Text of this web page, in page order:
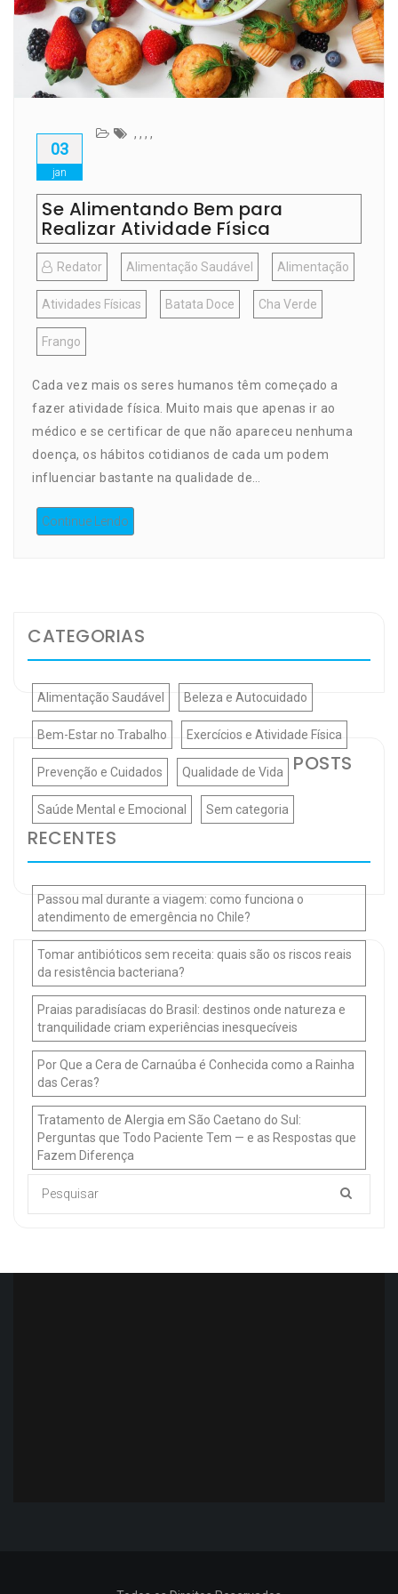
03
jan
Se Alimentando Bem para
Realizar Atividade Física
Redator Alimentação Saudável Alimentação
,
Atividades Físicas
,
Batata Doce
,
Cha Verde
,
Frango
Cada vez mais os seres humanos têm começado a
fazer atividade física. Muito mais que apenas ir ao
médico e se certificar de que não apareceu nenhuma
doença, os hábitos cotidianos de cada um podem
influenciar bastante na qualidade de…
Continue Lendo
CATEGORIAS
Alimentação Saudável Beleza e Autocuidado
Bem-Estar no Trabalho Exercícios e Atividade Física
Prevenção e Cuidados Qualidade de Vida
Saúde Mental e Emocional Sem categoria
POSTS
RECENTES
Passou mal durante a viagem: como funciona o
atendimento de emergência no Chile?
Tomar antibióticos sem receita: quais são os riscos reais
da resistência bacteriana?
Praias paradisíacas do Brasil: destinos onde natureza e
tranquilidade criam experiências inesquecíveis
Por Que a Cera de Carnaúba é Conhecida como a Rainha
das Ceras?
Tratamento de Alergia em São Caetano do Sul:
Perguntas que Todo Paciente Tem — e as Respostas que
Fazem Diferença